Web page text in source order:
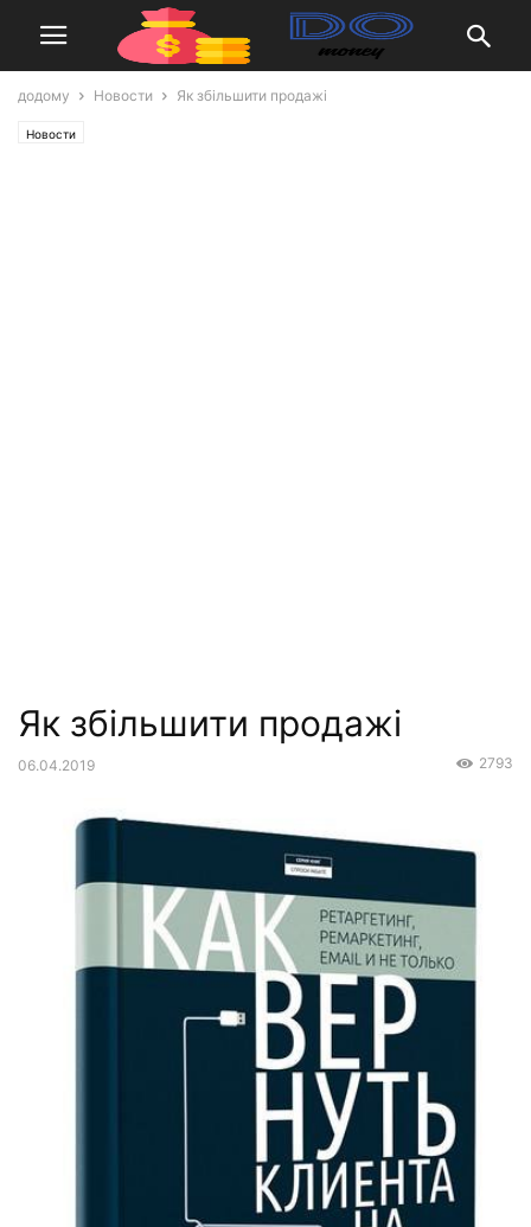
додому Новости Як збільшити продажі
Новости
Як збільшити продажі
06.04.2019 2793